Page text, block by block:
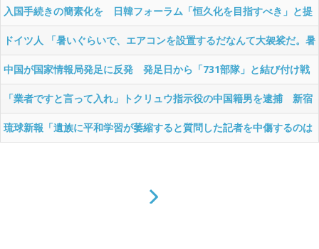
入国手続きの簡素化を 日韓フォーラム「恒久化を目指すべき」と提
言
ドイツ人 「暑いぐらいで、エアコンを設置するだなんて大袈裟だ。暑
さぐらい我慢すればいい」 ⇒5000人超死亡
中国が国家情報局発足に反発 発足日から「731部隊」と結び付け戦
後秩序への挑発と非難
「業者ですと言って入れ」トクリュウ指示役の中国籍男を逮捕 新宿
の強盗未遂事件
琉球新報「遺族に平和学習が萎縮すると質問した記者を中傷するのは